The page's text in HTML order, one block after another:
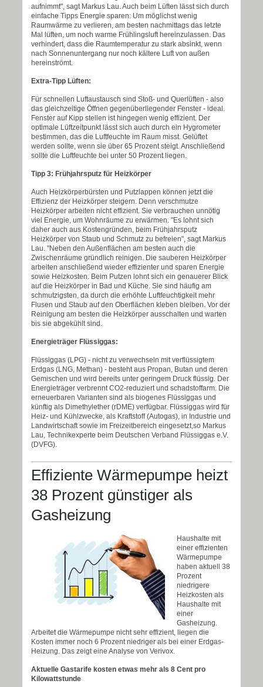
aufnimmt", sagt Markus Lau. Auch beim Lüften lässt sich durch
einfache Tipps Energie sparen: Um möglichst wenig
Raumwärme zu verlieren, am besten nachmittags das letzte
Mal lüften, um noch warme Frühlingsluft hereinzulassen. Das
verhindert, dass die Raumtemperatur zu stark absinkt, wenn
nach Sonnenuntergang nur noch kältere Luft von außen
hereinströmt.
Extra-Tipp Lüften:
Für schnellen Luftaustausch sind Stoß- und Querlüften - also
das gleichzeitige Öffnen gegenüberliegender Fenster - ideal.
Fenster auf Kipp stellen ist hingegen wenig effizient. Der
optimale Lüftzeitpunkt lässt sich auch durch ein Hygrometer
bestimmen, das die Luftfeuchte im Raum misst. Gelüftet
werden sollte, wenn sie über 65 Prozent steigt. Anschließend
sollte die Luftfeuchte bei unter 50 Prozent liegen.
Tipp 3: Frühjahrsputz für Heizkörper
Auch Heizkörperbürsten und Putzlappen können jetzt die
Effizienz der Heizkörper steigern. Denn verschmutze
Heizkörper arbeiten nicht effizient. Sie verbrauchen unnötig
viel Energie, um Wohnräume zu erwärmen. "Es lohnt sich
daher auch aus Kostengründen, beim Frühjahrsputz
Heizkörper von Staub und Schmutz zu befreien", sagt Markus
Lau. "Neben den Außenflächen am besten auch die
Zwischenräume gründlich reinigen. Die sauberen Heizkörper
arbeiten anschließend wieder effizienter und sparen Energie
sowie Heizkosten. Beim Putzen lohnt sich ein genauerer Blick
auf die Heizkörper in Bad und Küche. Sie sind häufig am
schmutzigsten, da durch die erhöhte Luftfeuchtigkeit mehr
Flusen und Staub auf den Oberflächen kleben bleiben. Vor der
Reinigung am besten die Heizkörper ausschalten und warten
bis sie abgekühlt sind.
Energieträger Flüssiggas:
Flüssiggas (LPG) - nicht zu verwechseln mit verflüssigtem
Erdgas (LNG, Methan) - besteht aus Propan, Butan und deren
Gemischen und wird bereits unter geringem Druck flüssig. Der
Energieträger verbrennt CO2-reduziert und schadstoffarm. Die
erneuerbaren Varianten sind als biogenes Flüssiggas und
künftig als Dimethylether (rDME) verfügbar. Flüssiggas wird für
Heiz- und Kühlzwecke, als Kraftstoff (Autogas), in Industrie und
Landwirtschaft sowie im Freizeitbereich eingesetzt,so Markus
Lau, Technikexperte beim Deutschen Verband Flüssiggas e.V.
(DVFG).
Effiziente Wärmepumpe heizt
38 Prozent günstiger als
Gasheizung
Haushalte mit
einer effizienten
Wärmepumpe
haben aktuell 38
Prozent
niedrigere
Heizkosten als
Haushalte mit
einer
Gasheizung.
Arbeitet die Wärmepumpe nicht sehr effizient, liegen die
Kosten immer noch 6 Prozent niedriger als bei einer Erdgas-
Heizung. Das zeigt eine Analyse von Verivox.
Aktuelle Gastarife kosten etwas mehr als 8 Cent pro
Kilowattstunde